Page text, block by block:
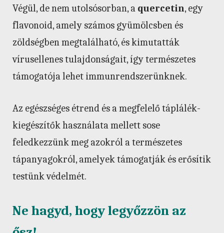
Végül, de nem utolsósorban, a quercetin, egy
flavonoid, amely számos gyümölcsben és
zöldségben megtalálható, és kimutatták
vírusellenes tulajdonságait, így természetes
támogatója lehet immunrendszerünknek.
Az egészséges étrend és a megfelelő táplálék-
kiegészítők használata mellett sose
feledkezzünk meg azokról a természetes
tápanyagokról, amelyek támogatják és erősítik
testünk védelmét.
Ne hagyd, hogy legyőzzön az